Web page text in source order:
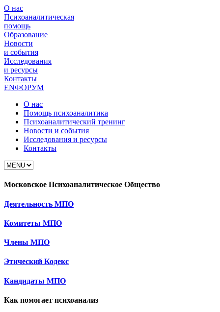
О нас
Психоаналитическая
помощь
Образование
Новости
и события
Исследования
и ресурсы
Контакты
ENФОРУМ
О нас
Помощь психоаналитика
Психоаналитический тренинг
Новости и события
Исследования и ресурсы
Контакты
Московское Психоаналитическое Общество
Деятельность МПО
Комитеты МПО
Члены МПО
Этический Кодекс
Кандидаты МПО
Как помогает психоанализ